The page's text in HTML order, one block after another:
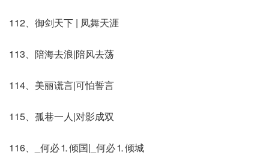
112、御剑天下 | 凤舞天涯
113、陪海去浪|陪风去荡
114、美丽谎言|可怕誓言
115、孤巷一人|对影成双
116、_何必⒈倾国|_何必⒈倾城